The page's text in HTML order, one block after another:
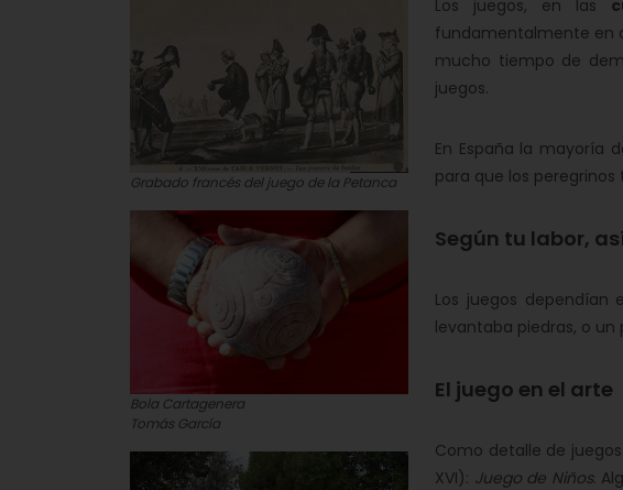
Los juegos, en las
fundamentalmente en
mucho tiempo de
juegos.
En España la mayoría
para que los
Según tu labor,
Los juegos
levantaba piedras, o
El juego en el arte
Como detalle de
XVI): Juego de Niños.
Grabado francés del juego de la Petanca
Bola Cartagenera
Tomás García